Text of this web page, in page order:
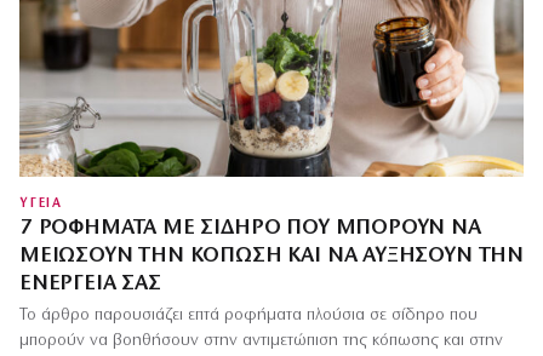
ΥΓΕΙΑ
7 ΡΟΦΉΜΑΤΑ ΜΕ ΣΊΔΗΡΟ ΠΟΥ ΜΠΟΡΟΎΝ ΝΑ
ΜΕΙΏΣΟΥΝ ΤΗΝ ΚΌΠΩΣΗ ΚΑΙ ΝΑ ΑΥΞΉΣΟΥΝ ΤΗΝ
ΕΝΈΡΓΕΙΆ ΣΑΣ
Το άρθρο παρουσιάζει επτά ροφήματα πλούσια σε σίδηρο που
μπορούν να βοηθήσουν στην αντιμετώπιση της κόπωσης και στην